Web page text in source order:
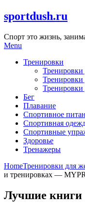
Skip
to
sportdush.ru
Спорт это жизнь,
Menu
Тренировки
Тренировки
Бег
Плавание
Спортивное
Спортивная
Спортивные
Здоровье
Тренажеры
HomeТренировки для
и тренировках —
Лучшие книги